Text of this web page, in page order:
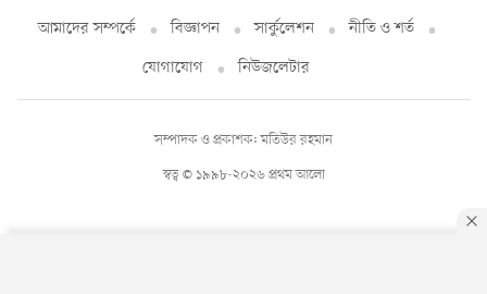
আমাদের সম্পর্কে বিজ্ঞাপন সার্কুলেশন
নীতি ও শর্ত
যোগাযোগ
নিউজলেটার
স্বত্ব © ১৯৯৮-২০২৬ প্রথম আলো
সম্পাদক ও প্রকাশক: মতিউর রহমান